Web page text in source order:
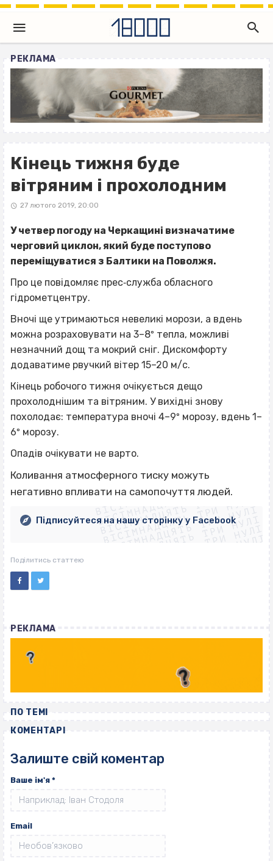
РЕКЛАМА
Кінець тижня буде
вітряним і прохолодним
27 лютого 2019, 20:00
У четвер погоду на Черкащині визначатиме
черговий циклон, який буде поступово
переміщуватися з Балтики на Поволжя.
Про це повідомляє прес‐служба обласного
гідрометцентру.
Вночі ще утримаються невеликі морози, а вдень
можна розраховувати на 3–8º тепла, можливі
незначний дощ та мокрий сніг. Дискомфорту
додаватиме рвучкий вітер 15–20 м/с.
Кінець робочого тижня очікується дещо
прохолоднішим та вітряним. У вихідні знову
похолодає: температура вночі 4–9º морозу, вдень 1–
6º морозу.
Опадів очікувати не варто.
Коливання атмосферного тиску можуть
негативно впливати на самопочуття людей.
ВІСІМНАДЦЯТЬ ТРИ НУЛІ
ВІСІМНАДЦЯТЬ ТРИ НУЛІ
ВІСІМНАДЦЯТЬ ТРИ НУЛІ
ВІСІМНАДЦЯТЬ ТРИ НУЛІ
ВІСІМНАДЦЯТЬ ТРИ НУЛІ
ВІСІМНАДЦЯТЬ ТРИ НУЛІ
ВІСІМНАДЦЯТЬ ТРИ НУЛІ
ВІСІМНАДЦЯТЬ ТРИ НУЛІ
Підписуйтеся на нашу сторінку у Facebook
Поділитись статтею
РЕКЛАМА
ПО ТЕМІ
КОМЕНТАРІ
Залиште свій коментар
Ваше ім'я *
Email